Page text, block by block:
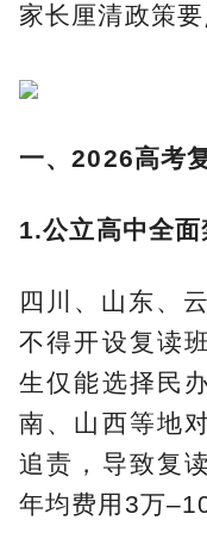
家长厘清政策要
一、2026高考
1.公立高中全
四川、山东、
不得开设复读
生仅能选择民
南、山西等地
追责，导致复
年均费用3万